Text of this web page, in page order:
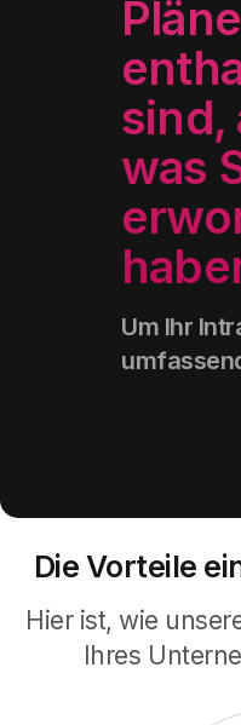
Kontakte in jeder
Die Komponente,
Multimedia-Inhalte
Die Konfiguration,
standortbasierte
Browsersprache
anzubieten.
sind,
was
Um Ihr
Die Vorteile
Hier ist, wie
Ihres